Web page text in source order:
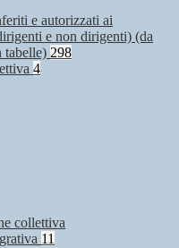
e autorizzati ai
e non dirigenti) (da
tabelle) 298
4
collettiva
11